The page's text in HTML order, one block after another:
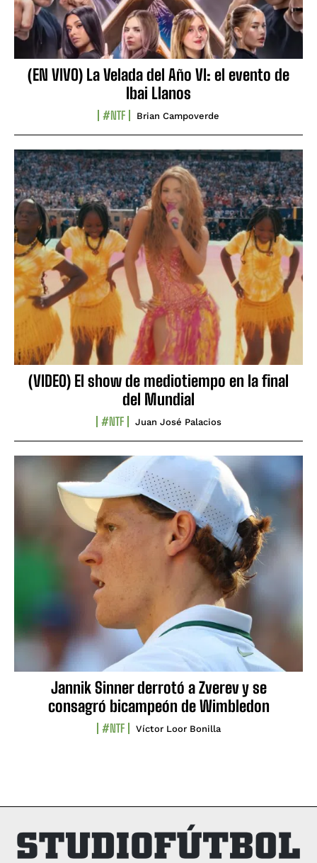
(EN VIVO) La Velada del Año VI: el evento de
Ibai Llanos
#NTF Brian Campoverde
(VIDEO) El show de mediotiempo en la final
del Mundial
#NTF Juan José Palacios
Jannik Sinner derrotó a Zverev y se
consagró bicampeón de Wimbledon
#NTF Víctor Loor Bonilla